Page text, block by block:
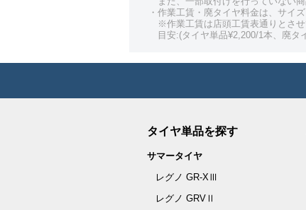
ギャランフォルティス
ギャランフォルティスス
グランディス(スポーツギ
コルト
・作業工賃・廃タイヤ料金は、サイ
※作業工賃は店頭工賃表通りとさせ
目安:(タイヤ単品¥2,200/1本、廃タ
タイヤ単品を探す
サマータイヤ
レグノ GR-XⅢ
レグノ GRVⅡ